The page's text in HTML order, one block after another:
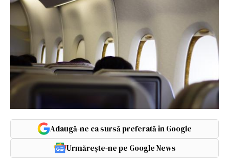
Adaugă-ne ca sursă preferată în Google
Urmărește-ne pe Google News